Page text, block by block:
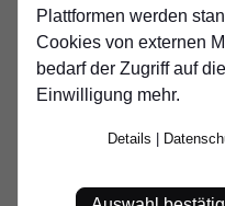
Plattformen werden
Cookies von externen
bedarf der Zugriff auf
Einwilligung mehr.
Details
echte Gemeinschaft.
Premierensaison starten
Vorfreude in Runde zwei.
Mädchen entdecken bei
mit – und lassen unsere